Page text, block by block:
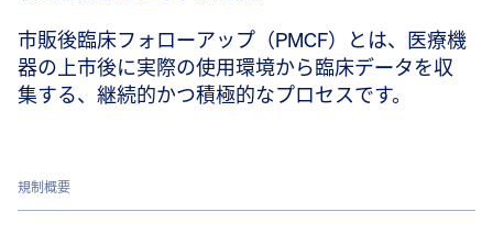
市販後臨床フォローアップ（PMCF）とは、医療機
器の上市後に実際の使用環境から臨床データを収
集する、継続的かつ積極的なプロセスです。
規制概要